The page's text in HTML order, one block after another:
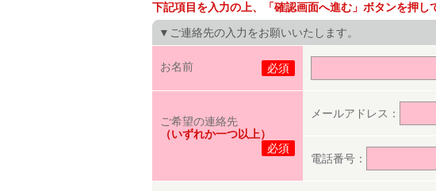
下記項目を入力の上、「確認画面へ進む」ボタンを押し
▼ご連絡先の入力をお願いいたします。
お名前 必須
ご希望の連絡先
（いずれか一つ以上）
必須
メールアドレス：
電話番号：